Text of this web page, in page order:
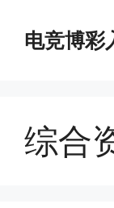
content电竞博彩
综合